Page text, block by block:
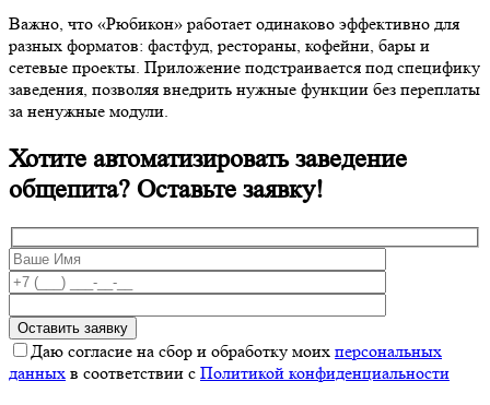
Важно, что «Рюбикон» работает одинаково эффективно для
разных форматов: фастфуд, рестораны, кофейни, бары и
сетевые проекты. Приложение подстраивается под специфику
заведения, позволяя внедрить нужные функции без переплаты
за ненужные модули.
Хотите автоматизировать заведение
общепита? Оставьте заявку!
Даю согласие на сбор и обработку моих персональных
данных в соответствии с Политикой конфиденциальности